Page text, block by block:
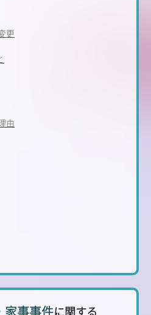
更
由
家事事件に関する